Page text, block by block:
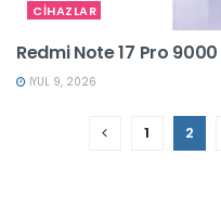
CİHAZLAR
Redmi Note 17 Pro
İYUL 9, 2026
1 2